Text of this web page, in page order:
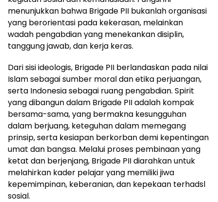
menunjukkan bahwa Brigade PII bukanlah organisasi
yang berorientasi pada kekerasan, melainkan
wadah pengabdian yang menekankan disiplin,
tanggung jawab, dan kerja keras.
Dari sisi ideologis, Brigade PII berlandaskan pada nilai
Islam sebagai sumber moral dan etika perjuangan,
serta Indonesia sebagai ruang pengabdian. Spirit
yang dibangun dalam Brigade PII adalah kompak
bersama-sama, yang bermakna kesungguhan
dalam berjuang, keteguhan dalam memegang
prinsip, serta kesiapan berkorban demi kepentingan
umat dan bangsa. Melalui proses pembinaan yang
ketat dan berjenjang, Brigade PII diarahkan untuk
melahirkan kader pelajar yang memiliki jiwa
kepemimpinan, keberanian, dan kepekaan terhadsl
sosial.